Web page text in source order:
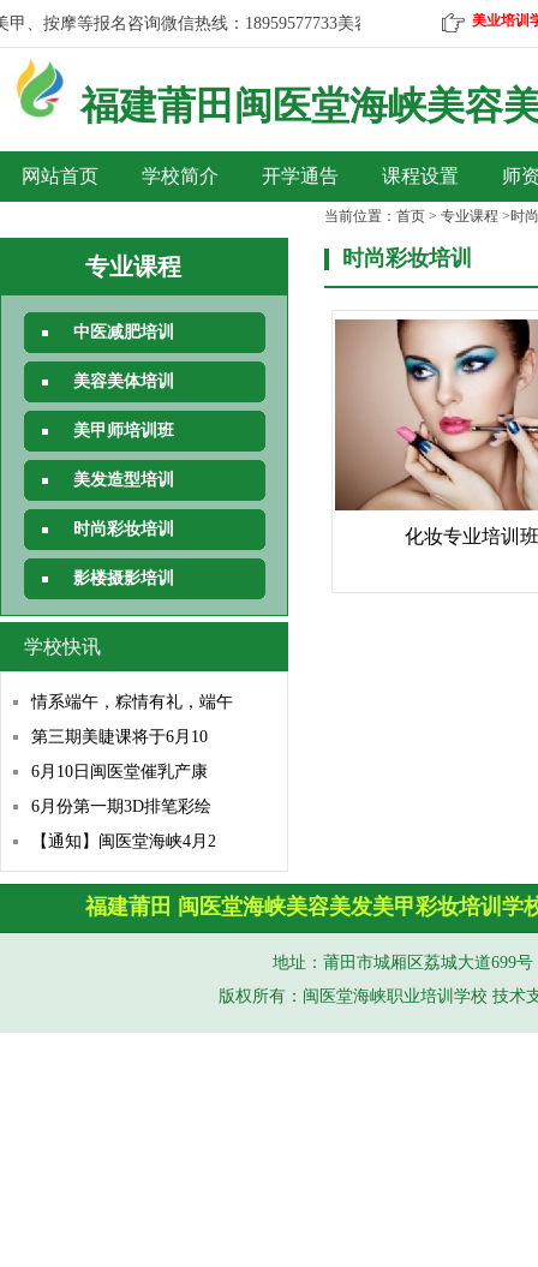
福建莆田 闽医堂海峡美容
网站首页 学校简介 开学通告 课程设置 师
、按摩等报名咨询微信热线：18959577733美容、美发、彩妆、美甲、
美业培训
专业课程
中医减肥培训
美容美体培训
美甲师培训班
美发造型培训
时尚彩妆培训
影楼摄影培训
学校快讯
情系端午，粽情有礼，端午
第三期美睫课将于6月10
6月10日闽医堂催乳产康
6月份第一期3D排笔彩绘
【通知】闽医堂海峡4月2
当前位置： 首页 > 专业课程 >时
时尚彩妆培训
化妆专业培训班
地址：莆田市城厢区荔城大道699
版权所有：闽医堂海峡职业培训学校 技术
福建莆田 闽医堂海峡美容美发美甲彩妆培训学